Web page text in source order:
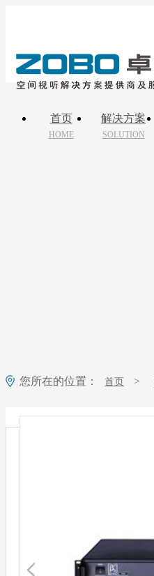
首页
HOME
解决方案
SOLUTION
您所在的位置： 首页 >